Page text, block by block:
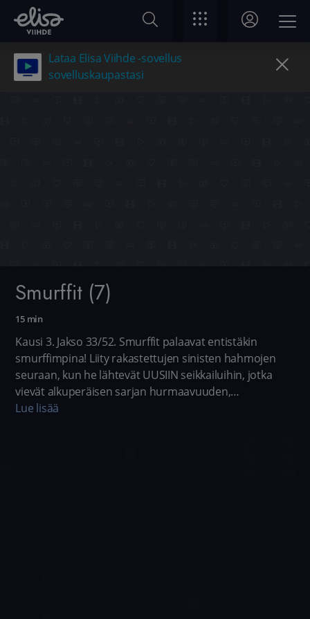
Lataa Elisa Viihde -sovellus
sovelluskaupastasi
Smurffit (7)
15 min
Kausi 3. Jakso 33/52. Smurffit palaavat entistäkin
smurffimpina! Liity rakastettujen sinisten hahmojen
seuraan, kun he lähtevät UUSIIN seikkailuihin, jotka
vievät alkuperäisen sarjan hurmaavuuden,
hullunkurisuuden ja huumorin aiempaakin
Lue lisää